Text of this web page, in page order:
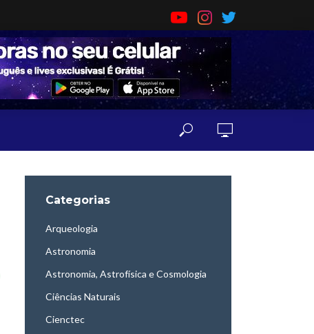
Categorias
Arqueologia
Astronomia
Astronomia, Astrofísica e Cosmologia
Ciências Naturais
Cienctec